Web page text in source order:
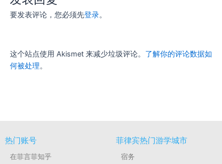
要发表评论，您必须先登录。
这个站点使用 Akismet 来减少垃圾评论。 了解你的评论数据如
何被处理。
热门账号
在菲言菲知乎
菲律宾热门游学城市
宿务